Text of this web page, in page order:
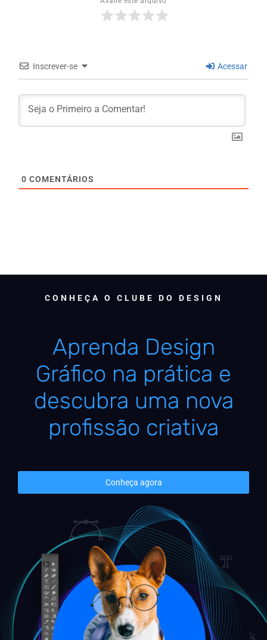
Inscrever-se Acessar
0 COMENTÁRIOS
CONHEÇA O CLUBE DO DESIGN
Aprenda Design
Gráfico na prática e
descubra uma nova
profissão criativa
Conheça agora